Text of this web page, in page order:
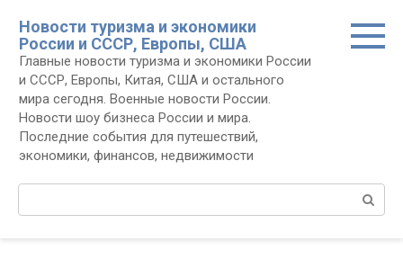
контенту
Новости туризма и экономики
России и СССР, Европы, США
Главные новости туризма и экономики России
и СССР, Европы, Китая, США и остального
мира сегодня. Военные новости России.
Новости шоу бизнеса России и мира.
Последние события для путешествий,
экономики, финансов, недвижимости
Поиск: